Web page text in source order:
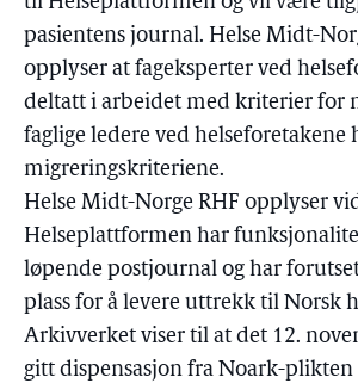
pasientens journal. Helse Midt-
opplyser at fageksperter ved
deltatt i arbeidet med kriterier for
faglige ledere ved helseforetakene
migreringskriteriene.
Helse Midt-Norge RHF opplyser
Helseplattformen har
løpende postjournal og har
plass for å levere uttrekk til Norsk
Arkivverket viser til at det 12.
gitt dispensasjon fra Noark-plikten